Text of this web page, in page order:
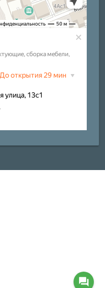
question_answer